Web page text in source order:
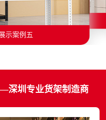
示案例五
物流行业货架展示案例四
物流行业货架展示案例三
深圳专业货架制造商